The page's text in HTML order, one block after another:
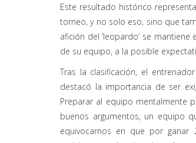
Este resultado histórico
torneo, y no solo eso, sino que
afición del ‘leopardo’ se
de su equipo, a la posible
Tras la clasificación, el
destacó la importancia de ser
Preparar al equipo mentalmente
buenos argumentos, un equipo
equivocarnos en que por